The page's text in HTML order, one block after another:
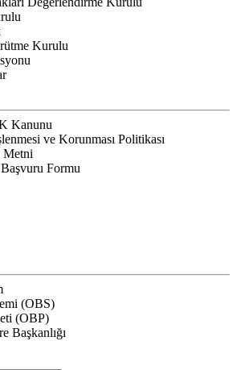
Kurulu
Kanunu
ve Korunması Politikası
Metni
Formu
(OBS)
(OBP)
Başkanlığı